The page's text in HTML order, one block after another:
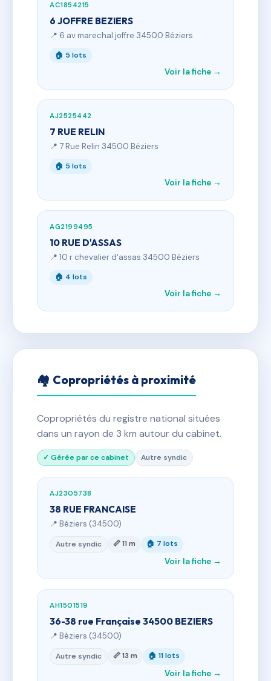
AC1854215
6 JOFFRE BEZIERS
📍 6 av marechal joffre 34500 Béziers
🏠 5 lots
Voir la fiche →
AJ2525442
7 RUE RELIN
📍 7 Rue Relin 34500 Béziers
🏠 5 lots
Voir la fiche →
AG2199495
10 RUE D'ASSAS
📍 10 r chevalier d'assas 34500 Béziers
🏠 4 lots
Voir la fiche →
🏘 Copropriétés à proximité
Copropriétés du registre national situées
dans un rayon de 3 km autour du cabinet.
✓ Gérée par ce cabinet Autre syndic
AJ2305738
38 RUE FRANCAISE
📍 Béziers (34500)
Autre syndic 📏 11 m 🏠 7 lots
Voir la fiche →
AH1501519
36-38 rue Française 34500 BEZIERS
📍 Béziers (34500)
Autre syndic 📏 13 m 🏠 11 lots
Voir la fiche →